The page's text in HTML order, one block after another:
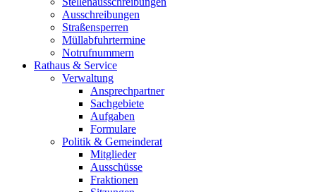
Ausschreibungen
Straßensperren
Müllabfuhrtermine
Notrufnummern
Rathaus & Service
Verwaltung
Ansprechpartner
Sachgebiete
Aufgaben
Formulare
Politik & Gemeinderat
Mitglieder
Ausschüsse
Fraktionen